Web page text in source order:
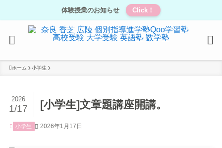
体験授業のお知らせ Click！
ホーム 小学生
[小学生]文章題講座開講。
2026
1/17
小学生 2026年1月17日